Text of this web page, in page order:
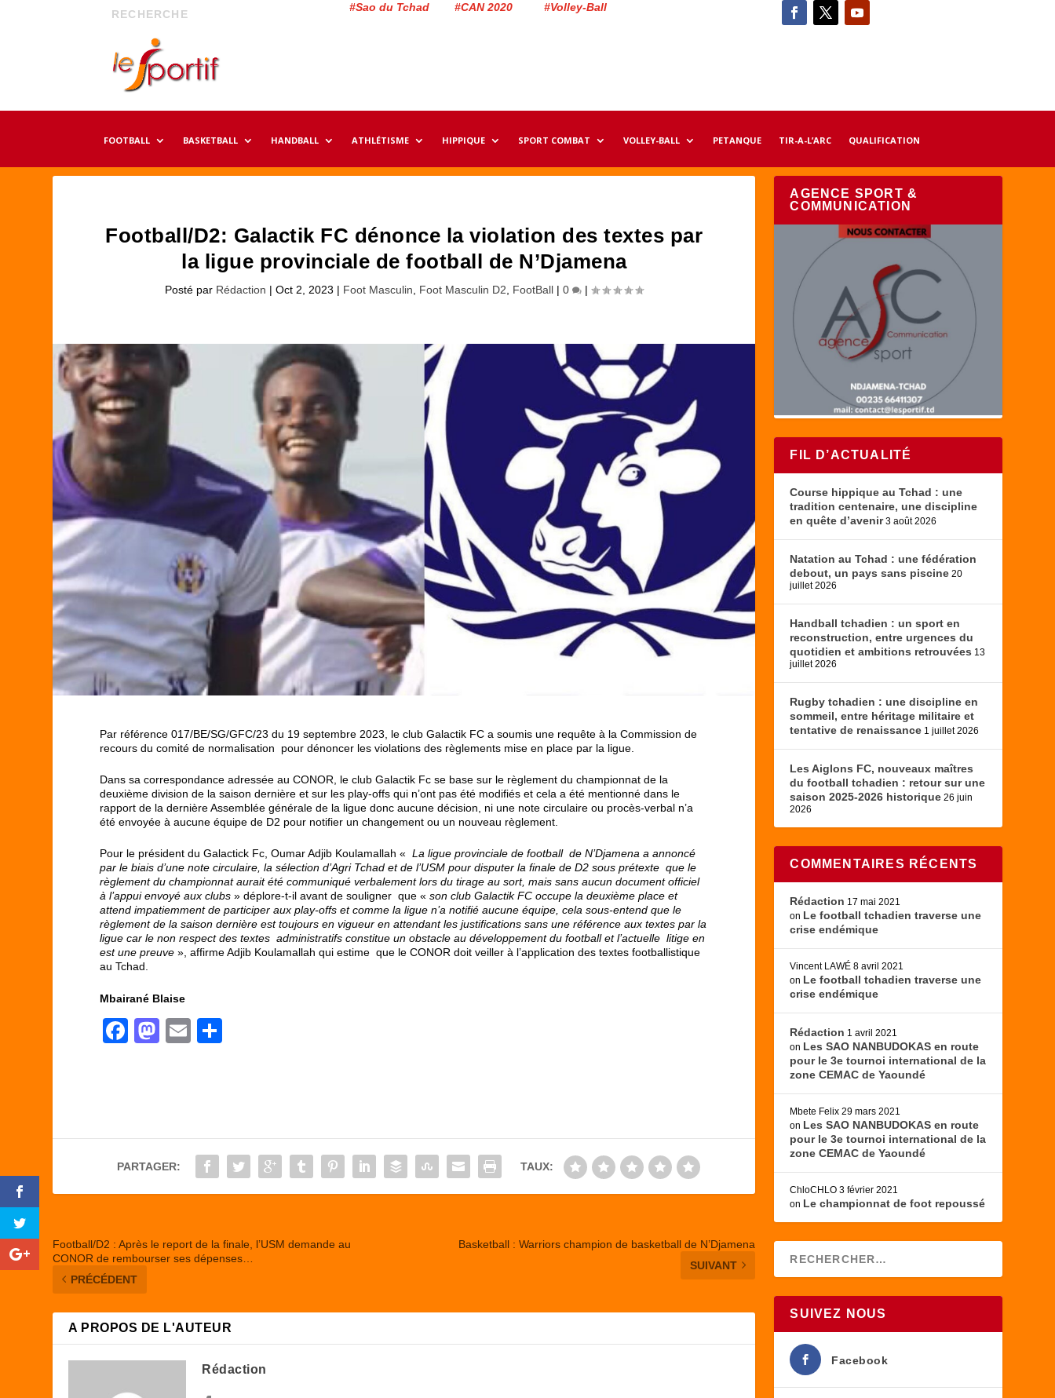
#Sao du Tchad #CAN 2020 #Volley-Ball
FOOTBALL BASKETBALL HANDBALL ATHLÉTISME HIPPIQUE SPORT COMBAT VOLLEY-BALL PETANQUE TIR-A-L’ARC QUALIFICATION
Football/D2: Galactik FC dénonce la violation des textes par
la ligue provinciale de football de N’Djamena
Posté par Rédaction |Oct 2, 2023 | Foot Masculin Foot Masculin D2 FootBall |0 |
Par référence 017/BE/SG/GFC/23 du 19 septembre 2023, le club Galactik FC a soumis une requête à la Commission de
recours du comité de normalisation pour dénoncer les violations des règlements mise en place par la ligue.
Dans sa correspondance adressée au CONOR, le club Galactik Fc se base sur le règlement du championnat de la
deuxième division de la saison dernière et sur les play-offs qui n’ont pas été modifiés et cela a été mentionné dans le
rapport de la dernière Assemblée générale de la ligue donc aucune décision, ni une note circulaire ou procès-verbal n’a
été envoyée à aucune équipe de D2 pour notifier un changement ou un nouveau règlement.
Pour le président du Galactick Fc, Oumar Adjib Koulamallah «La ligue provinciale de football de N’Djamena a annoncé
par le biais d’une note circulaire, la sélection d’Agri Tchad et de l’USM pour disputer la finale de D2 sous prétexte que le
règlement du championnat aurait été communiqué verbalement lors du tirage au sort, mais sans aucun document officiel
à l’appui envoyé aux clubs » déplore-t-il avant de souligner que «son club Galactik FC occupe la deuxième place et
attend impatiemment de participer aux play-offs et comme la ligue n’a notifié aucune équipe, cela sous-entend que le
règlement de la saison dernière est toujours en vigueur en attendant les justifications sans une référence aux textes par la
ligue car le non respect des textes administratifs constitue un obstacle au développement du football et l’actuelle litige en
est une preuve », affirme Adjib Koulamallah qui estime que le CONOR doit veiller à l’application des textes footballistique
au Tchad.
Mbairané Blaise
F
b
o
M
d
o
E
er
PARTAGER: TAUX:
Football/D2 : Après le report de la finale, l’USM demande au
CONOR de rembourser ses dépenses…
PRÉCÉDENT
Basketball : Warriors champion de basketball de N’Djamena
SUIVANT
A PROPOS DE L'AUTEUR
Rédaction
AGENCE SPORT &
COMMUNICATION
FIL D’ACTUALITÉ
Course hippique au Tchad : une
tradition centenaire, une discipline
en quête d’avenir 3 août 2026
Natation au Tchad : une fédération
debout, un pays sans piscine 20
juillet 2026
Handball tchadien : un sport en
reconstruction, entre urgences du
quotidien et ambitions retrouvées 13
juillet 2026
Rugby tchadien : une discipline en
sommeil, entre héritage militaire et
tentative de renaissance 1 juillet 2026
Les Aiglons FC, nouveaux maîtres
du football tchadien : retour sur une
saison 2025-2026 historique 26 juin
2026
COMMENTAIRES RÉCENTS
Rédaction 17 mai 2021
on Le football tchadien traverse une
crise endémique
Vincent LAWÉ 8 avril 2021
on Le football tchadien traverse une
crise endémique
Rédaction 1 avril 2021
on Les SAO NANBUDOKAS en route
pour le 3e tournoi international de la
zone CEMAC de Yaoundé
Mbete Felix 29 mars 2021
on Les SAO NANBUDOKAS en route
pour le 3e tournoi international de la
zone CEMAC de Yaoundé
ChloCHLO 3 février 2021
on Le championnat de foot repoussé
SUIVEZ NOUS
Facebook